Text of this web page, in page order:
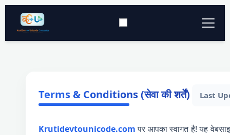
Converter Tools ▼
Download ▼
Terms & Conditions (सेवा की शर्तें) Last
Krutidevtounicode.comपर आपका स्वागत है! यह